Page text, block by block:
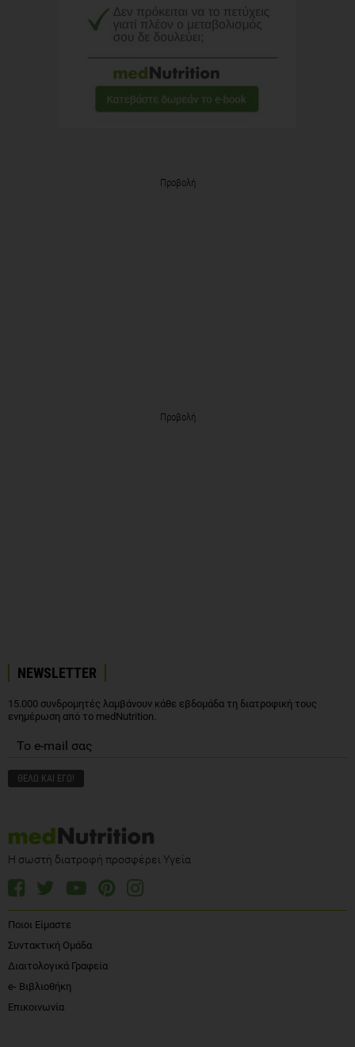
Προβολή
Προβολή
NEWSLETTER
15.000 συνδρομητές λαμβάνουν κάθε εβδομάδα τη διατροφική τους
ενημέρωση από το medNutrition.
Η σωστή διατροφή προσφέρει Υγεία
Ποιοι Είμαστε
Συντακτική Ομάδα
Διαιτολογικά Γραφεία
e- Βιβλιοθήκη
Επικοινωνία